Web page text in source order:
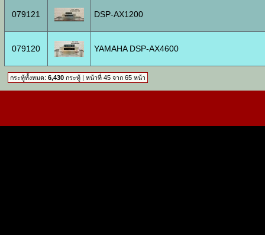
079121 DSP-AX1200
079120 YAMAHA DSP-AX4600
กระทู้ทั้งหมด: 6,430 กระทู้ | หน้าที่ 45 จาก 65 หน้า